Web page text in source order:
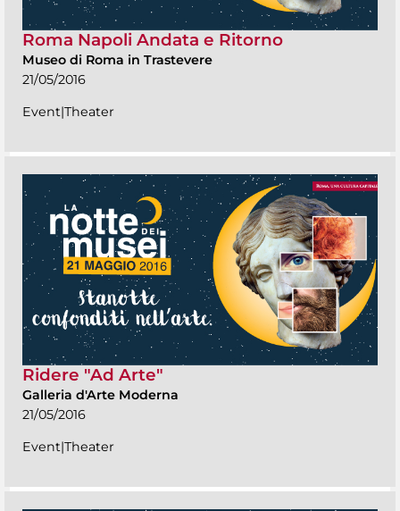
Roma Napoli Andata e Ritorno
Museo di Roma in Trastevere
21/05/2016
Event|Theater
Ridere "Ad Arte"
Galleria d'Arte Moderna
21/05/2016
Event|Theater